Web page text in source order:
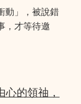
動」，被說錯
，才等待邀
的領䄂，